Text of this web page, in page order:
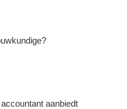
aanbiedt